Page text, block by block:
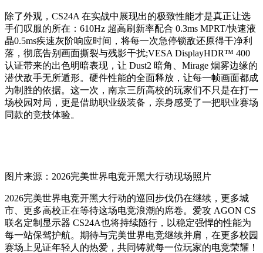
除了外观，CS24A 在实战中展现出的极致性能才是真正让选
手们叹服的所在：610Hz 超高刷新率配合 0.3ms MPRT/快速液
晶0.5ms疾速灰阶响应时间，将每一次急停锁敌还原得干净利
落，彻底告别画面撕裂与残影干扰;VESA DisplayHDR™ 400
认证带来的出色明暗表现，让 Dust2 暗角、Mirage 烟雾边缘的
潜伏敌手无所遁形。硬件性能的全面释放，让每一帧画面都成
为制胜的依据。这一次，南京三所高校的玩家们不只是在打一
场校园对局，更是借助职业级装备，亲身感受了一把职业赛场
同款的竞技体验。
图片来源：2026完美世界电竞开黑大行动现场照片
2026完美世界电竞开黑大行动的巡回步伐仍在继续，更多城
市、更多高校正在等待这场电竞浪潮的席卷。爱攻 AGON CS
联名定制显示器 CS24A也将持续随行，以稳定强悍的性能为
每一站保驾护航。期待与完美世界电竞继续并肩，在更多校园
赛场上见证年轻人的热爱，共同铸就每一位玩家的电竞荣耀！